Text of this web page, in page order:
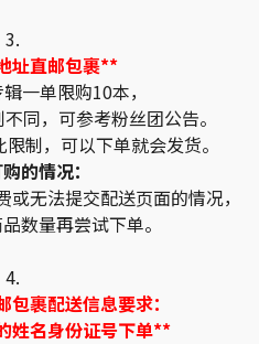
3.
址直邮包裹**
一单限购10本，
同，可参考粉丝团公告。
制，可以下单就会发货。
的情况：
无法提交配送页面的情况，
数量再尝试下单。
4.
裹配送信息要求：
姓名身份证号下单**